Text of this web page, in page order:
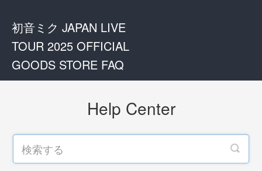
初音ミク JAPAN LIVE
TOUR 2025 OFFICIAL
GOODS STORE FAQ
Help Center